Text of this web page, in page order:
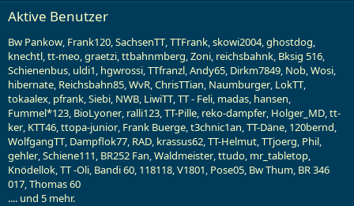
Aktive Benutzer
Bw Pankow Frank120 SachsenTT TTFrank skowi2004 ghostdog
knechtl tt-meo graetzi ttbahnmberg Zoni reichsbahnk Bksig 516
Schienenbus uldi1 hgwrossi TTfranzl Andy65 Dirkm7849 Nob Wosi
hibernate Reichsbahn85 WvR ChrisTTian Naumburger LokTT
tokaalex pfrank Siebi NWB LiwiTT TT - Feli madas hansen
Fummel*123 BioLyoner ralli123 TT-Pille reko-dampfer Holger_MD tt-
ker KTT46 ttopa-junior Frank Buerge t3chnic1an TT-Däne 120bernd
WolfgangTT Dampflok77 RAD krassus62 TT-Helmut TTjoerg Phil
gehler Schiene111 BR252 Fan Waldmeister ttudo mr_tabletop
Knödellok TT -Oli Bandi 60 118118 V1801 Pose05 Bw Thum BR 346
017 Thomas 60
.... und 5 mehr.